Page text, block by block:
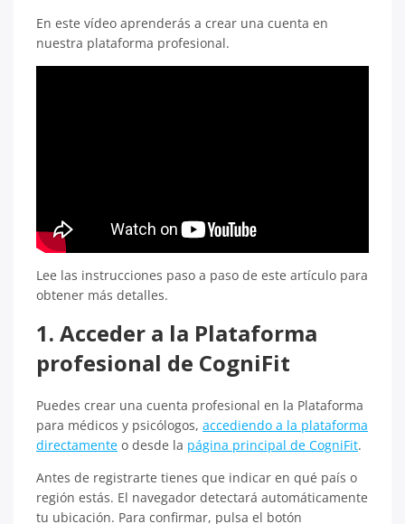
En este vídeo aprenderás a crear una cuenta en
nuestra plataforma profesional.
Lee las instrucciones paso a paso de este artículo para
obtener más detalles.
1. Acceder a la Plataforma
profesional de CogniFit
Puedes crear una cuenta profesional en la Plataforma
para médicos y psicólogos, accediendo a la plataforma
directamente o desde la página principal de CogniFit.
Antes de registrarte tienes que indicar en qué país o
región estás. El navegador detectará automáticamente
tu ubicación. Para confirmar, pulsa el botón